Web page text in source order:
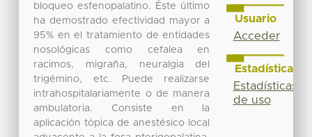
bloqueo esfenopalatino. Éste último
ha demostrado efectividad mayor a
95% en el tratamiento de entidades
nosológicas como cefalea en
racimos, migraña, neuralgia del
trigémino, etc. Puede realizarse
intrahospitalariamente o de manera
ambulatoria. Consiste en la
aplicación tópica de anestésico local
Usuario
Acceder
Estadísticas
Estadísticas
de uso